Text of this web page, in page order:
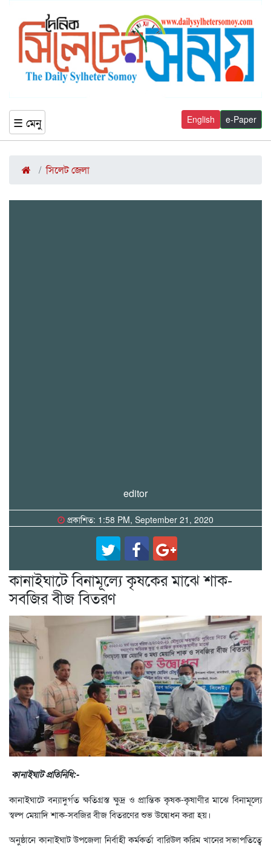
☰ মেনু e-Paper
English
সিলেট জেলা
editor
প্রকাশিত: 1:58 PM, September 21, 2020
কানাইঘাটে বিনামূল্যে কৃষকের মাঝে শাক-
সবজির বীজ বিতরণ
কানাইঘাট প্রতিনিধি:-
কানাইঘাটে বন্যাদুর্গত ক্ষতিগ্রস্ত ক্ষুদ্র ও প্রান্তিক কৃষক-কৃষাণীর মাঝে বিনামূল্যে
স্বল্প মেয়াদি শাক-সবজির বীজ বিতরণের শুভ উদ্বোধন করা হয়।
অনুষ্ঠানে কানাইঘাট উপজেলা নির্বাহী কর্মকর্তা বারিউল করিম খানের সভাপতিত্বে